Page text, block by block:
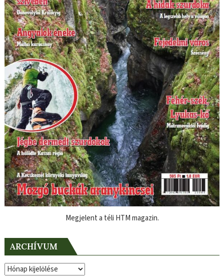
Megjelent a téli HTM magazin.
ARCHÍVUM
Archívum